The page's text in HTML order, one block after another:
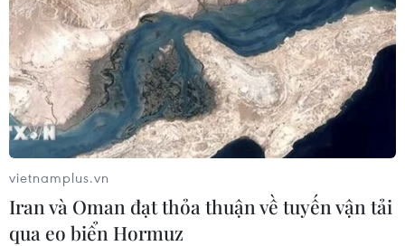
Virus H5N1 lây lan trong quần thể
chim bản địa tại Australia
29/07/2026 11:42
UNAIDS cảnh báo nguy cơ đại dịch
HIV/AIDS bùng phát trở lại
29/07/2026 05:17
vietnamplus.vn
Iran và Oman đạt thỏa thuận về tuyến vận tải
qua eo biển Hormuz